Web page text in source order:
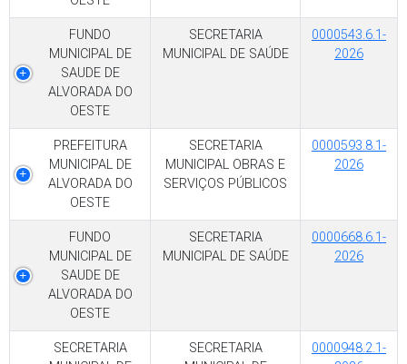
FUNDO
MUNICIPAL DE
SAUDE DE
ALVORADA DO
OESTE
SECRETARIA
MUNICIPAL DE SAÚDE
0000543.6.1-
2026
PREFEITURA
MUNICIPAL DE
ALVORADA DO
OESTE
SECRETARIA
MUNICIPAL OBRAS E
SERVIÇOS PÚBLICOS
0000593.8.1-
2026
FUNDO
MUNICIPAL DE
SAUDE DE
ALVORADA DO
OESTE
SECRETARIA
MUNICIPAL DE SAÚDE
0000668.6.1-
2026
SECRETARIA
SECRETARIA
0000948.2.1-